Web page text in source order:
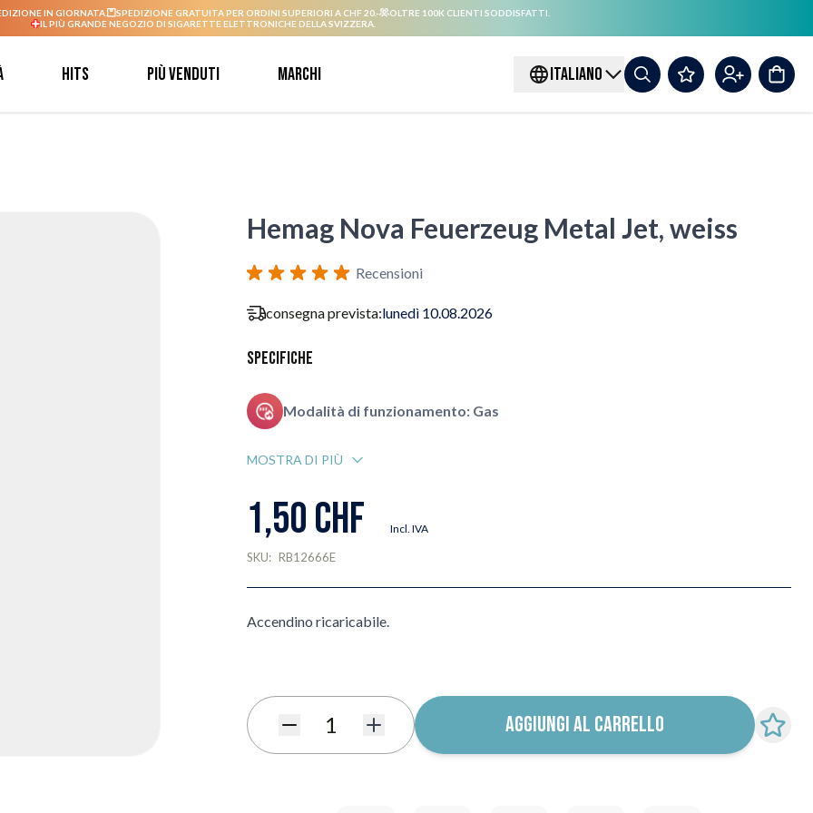
IN GIORNATA. SPEDIZIONE GRATUITA PER ORDINI SUPERIORI A CHF 20.-
OLTRE 100K CLIENTI SODDISFATTI.
IL PIÙ GRANDE NEGOZIO DI SIGARETTE ELETTRONICHE DELLA SVIZZERA.
Hits Più venduti Marchi ITALIANO
Hemag Nova Feuerzeug Metal Jet, weiss
Recensioni
consegna prevista:lunedì 10.08.2026
Specifiche
Modalità di funzionamento: Gas
MOSTRA DI PIÙ
1,50 CHF Incl. IVA
SKU: RB12666E
Accendino ricaricabile.
Quantità AGGIUNGI AL CARRELLO